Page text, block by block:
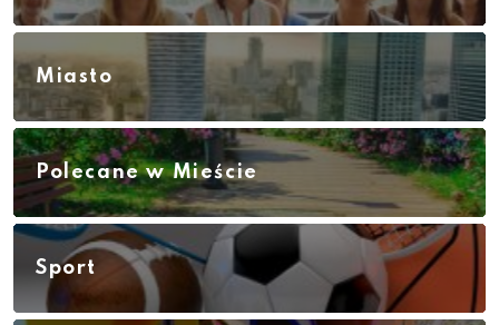
Miasto
Polecane w Mieście
Sport